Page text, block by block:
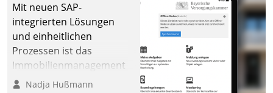
Mit neuen SAP-
integrierten Lösungen
und einheitlichen
Prozessen ist das
Immobilienmanagement
der Bayerischen
Nadja Hußmann